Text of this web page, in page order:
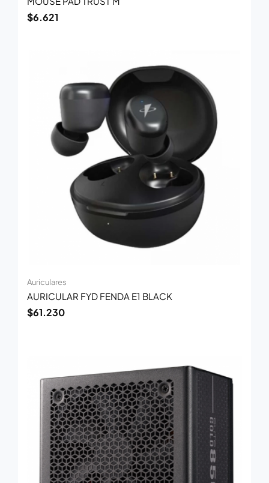
$6.621
Auriculares
AURICULAR FYD FENDA E1 BLACK
$61.230